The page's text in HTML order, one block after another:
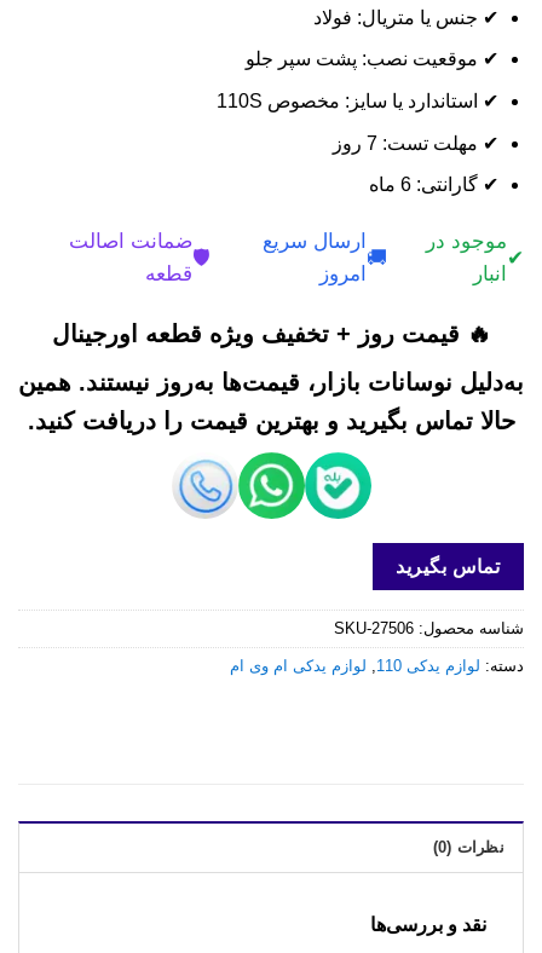
✔ جنس یا متریال: فولاد
✔ موقعیت نصب: پشت سپر جلو
✔ استاندارد یا سایز: مخصوص 110S
✔ مهلت تست: 7 روز
✔ گارانتی: 6 ماه
✔
موجود در
انبار
🚚
ارسال سریع
امروز
🛡️
ضمانت اصالت
قطعه
🔥 قیمت روز + تخفیف ویژه قطعه اورجینال
به‌دلیل نوسانات بازار، قیمت‌ها به‌روز نیستند. همین
حالا تماس بگیرید و بهترین قیمت را دریافت کنید.
تماس بگیرید
شناسه محصول: SKU-27506
دسته: لوازم یدکی 110 لوازم یدکی ام وی ام
نظرات (0)
نقد و بررسی‌ها